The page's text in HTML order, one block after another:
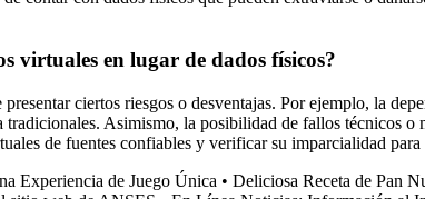
virtuales en lugar de dados físicos?
ciertos riesgos o desventajas. Por ejemplo, la
Asimismo, la posibilidad de fallos técnicos
de fuentes confiables y verificar su imparcialidad
Experiencia de Juego Única • Deliciosa Receta de Pan